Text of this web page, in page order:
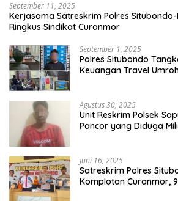
September 11, 2025
Kerjasama Satreskrim Polres
Ringkus Sindikat Curanmor
September 1, 2025
Polres Situbondo
Keuangan Travel
Agustus 30, 2025
Unit Reskrim Polsek
Pancor yang Diduga
Juni 16, 2025
Satreskrim Polres
Komplotan Curanmor,